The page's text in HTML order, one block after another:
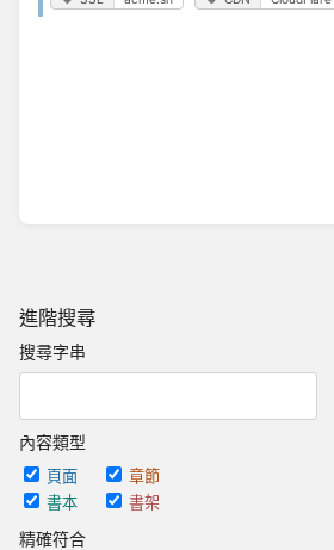
進階搜尋
搜尋字串
內容類型
頁面
章節
書本
書架
精確符合